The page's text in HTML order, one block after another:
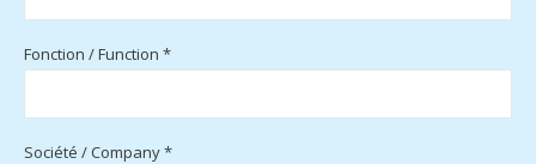
Fonction / Function *
Société / Company *